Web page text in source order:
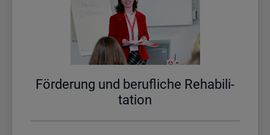
För­de­rung und be­ruf­li­che Re­ha­bi­li­
ta­ti­on